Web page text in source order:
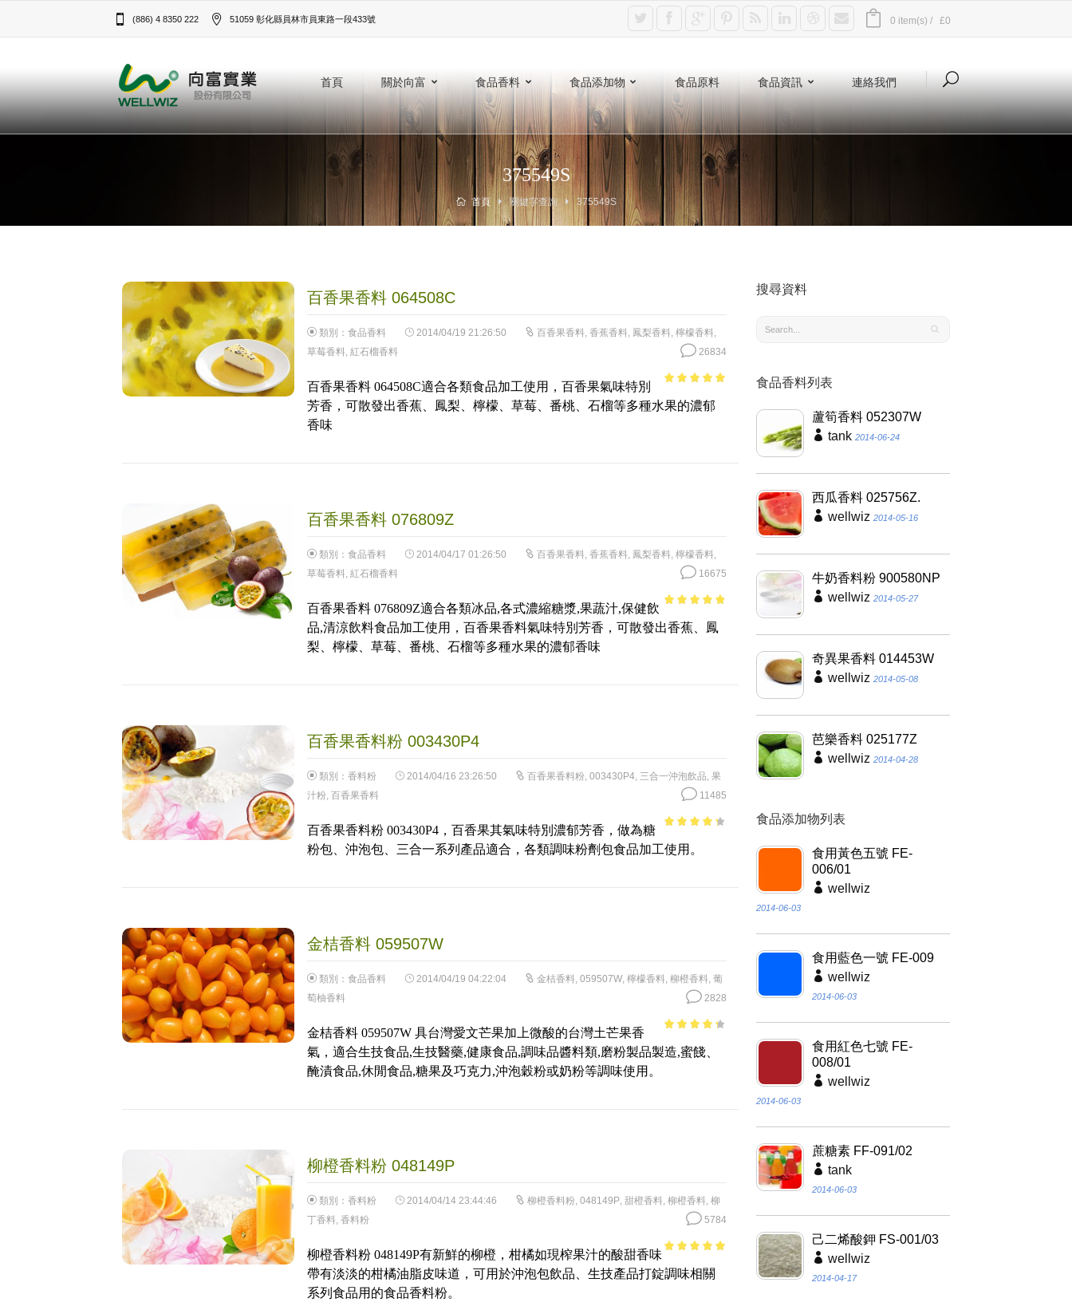
(886) 4 8350 222 51059 彰化縣員林市員東路一段433號‎ 0 item(s) / £0
首頁 關於向富 食品香料 食品添加物 食品原料 食品資訊 連絡我們
375549S
首頁 關鍵字查詢 375549S
百香果香料 064508C
類別： 食品香料 2014/04/19 21:26:50 百香果香料, 香蕉香料, 鳳梨香料, 檸檬香料,
草莓香料, 紅石榴香料 26834
5
百香果香料 064508C適合各類食品加工使用，百香果氣味特別
芳香，可散發出香蕉、鳳梨、檸檬、草莓、番桃、石榴等多種水果的濃郁
香味
百香果香料 076809Z
類別： 食品香料 2014/04/17 01:26:50 百香果香料, 香蕉香料, 鳳梨香料, 檸檬香料,
草莓香料, 紅石榴香料 16675
5
百香果香料 076809Z適合各類冰品,各式濃縮糖漿,果蔬汁,保健飲
品,清涼飲料食品加工使用，百香果香料氣味特別芳香，可散發出香蕉、鳳
梨、檸檬、草莓、番桃、石榴等多種水果的濃郁香味
百香果香料粉 003430P4
類別： 香料粉 2014/04/16 23:26:50 百香果香料粉, 003430P4, 三合一沖泡飲品, 果
汁粉, 百香果香料 11485
of 5
百香果香料粉 003430P4，百香果其氣味特別濃郁芳香，做為糖
粉包、沖泡包、三合一系列產品適合，各類調味粉劑包食品加工使用。
金桔香料 059507W
類別： 食品香料 2014/04/19 04:22:04 金桔香料, 059507W, 檸檬香料, 柳橙香料, 葡
萄柚香料
2828
of 5
金桔香料 059507W 具台灣愛文芒果加上微酸的台灣土芒果香
氣，適合生技食品,生技醫藥,健康食品,調味品醬料類,磨粉製品製造,蜜餞、
醃漬食品,休閒食品,糖果及巧克力,沖泡穀粉或奶粉等調味使用。
柳橙香料粉 048149P
類別： 香料粉 2014/04/14 23:44:46 柳橙香料粉, 048149P, 甜橙香料, 柳橙香料, 柳
丁香料, 香料粉 5784
5
柳橙香料粉 048149P有新鮮的柳橙，柑橘如現榨果汁的酸甜香味
帶有淡淡的柑橘油脂皮味道，可用於沖泡包飲品、生技產品打錠調味相關
系列食品用的食品香料粉。
搜尋資料
食品香料列表
蘆筍香料 052307W
tank 2014-06-24
西瓜香料 025756Z.
wellwiz 2014-05-16
牛奶香料粉 900580NP
wellwiz 2014-05-27
奇異果香料 014453W
wellwiz 2014-05-08
芭樂香料 025177Z
wellwiz 2014-04-28
食品添加物列表
食用黃色五號 FE-
006/01
wellwiz
2014-06-03
食用藍色一號 FE-009
wellwiz
2014-06-03
食用紅色七號 FE-
008/01
wellwiz
2014-06-03
蔗糖素 FF-091/02
tank
2014-06-03
己二烯酸鉀 FS-001/03
wellwiz
2014-04-17